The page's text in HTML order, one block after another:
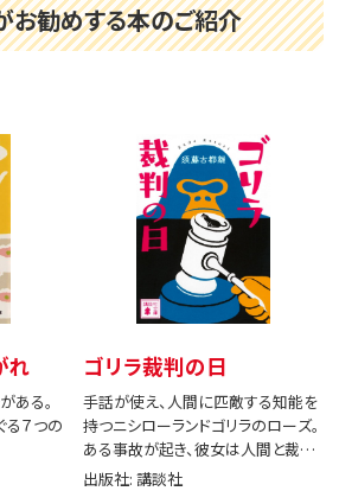
お勧めする本のご紹介
れ
ある。
る７つの
ゴリラ裁判の日
手話が使え、人間に匹敵する知能を
持つニシローランドゴリラのローズ。
ある事故が起き、彼女は人間と裁判
で闘う。
出版社: 講談社